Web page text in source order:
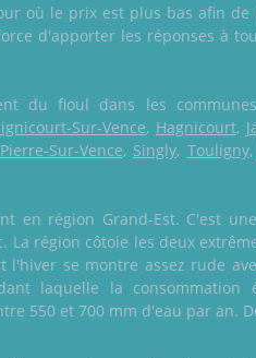
où le prix est plus bas afin
d'apporter les réponses à
du fioul dans les
Sur-Vence, Hagnicourt,
Sur-Vence, Singly, Touligny,
en région Grand-Est. C'est
La région côtoie les deux
l'hiver se montre assez rude
laquelle la
550 et 700 mm d'eau par an.